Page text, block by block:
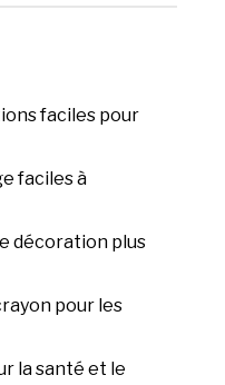
faciles pour
faciles à
décoration plus
pour les
la santé et le